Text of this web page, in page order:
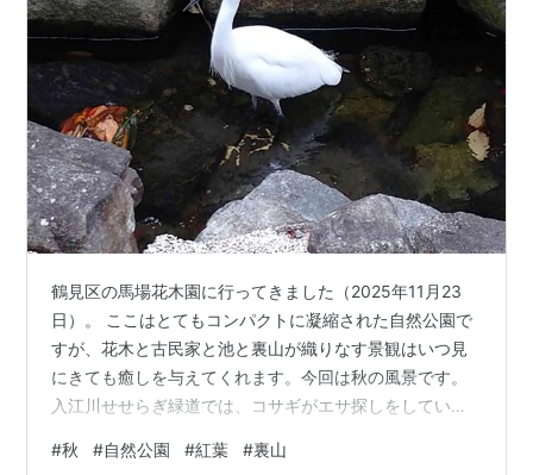
鶴見区の馬場花木園に行ってきました（2025年11月23
日）。 ここはとてもコンパクトに凝縮された自然公園で
すが、花木と古民家と池と裏山が織りなす景観はいつ見
にきても癒しを与えてくれます。今回は秋の風景です。
入江川せせらぎ緑道では、コサギがエサ探しをしていま
上流は途中から2つに分かれています。そのうち建功寺そ
#秋 #自然公園 #紅葉 #裏山